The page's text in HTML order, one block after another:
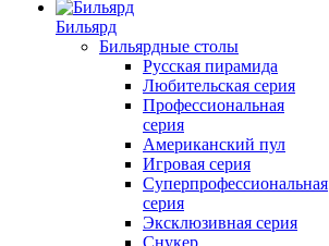
Бильярд
Бильярдные столы
Русская пирамида
Любительская серия
Профессиональная
серия
Американский пул
Игровая серия
Суперпрофессиональная
серия
Эксклюзивная серия
Снукер